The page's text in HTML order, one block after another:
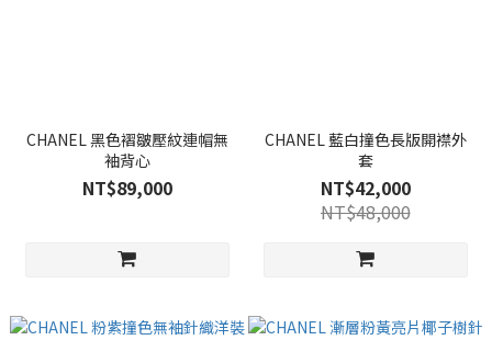
CHANEL 黑色褶皺壓紋連帽無
袖背心
NT$89,000
CHANEL 藍白撞色長版開襟外
套
NT$42,000
NT$48,000